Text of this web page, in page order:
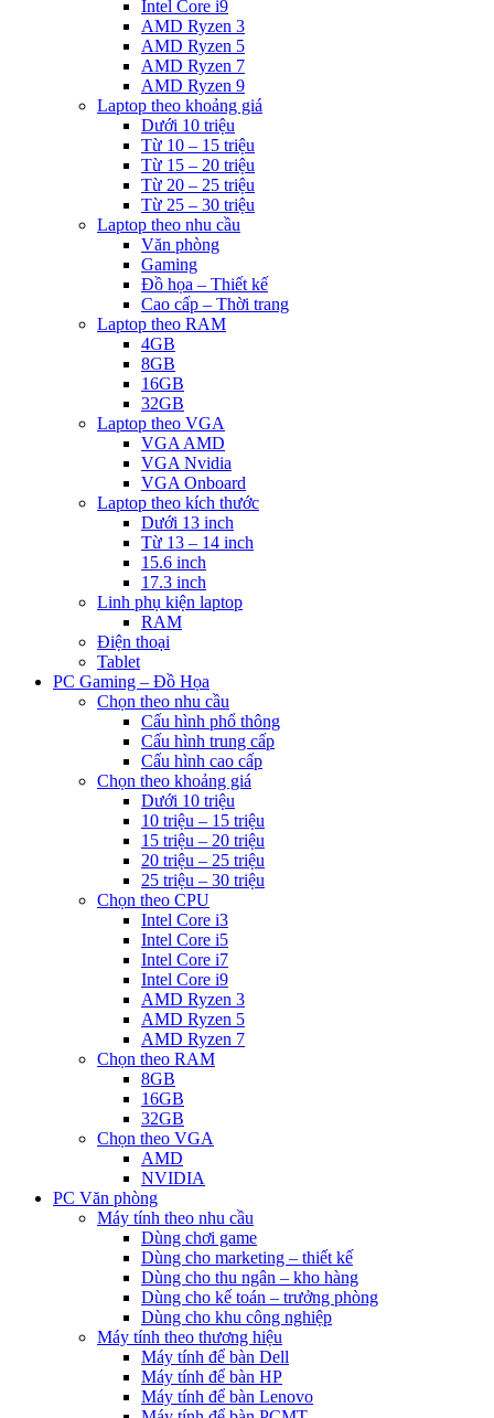
Intel Core i9
AMD Ryzen 3
AMD Ryzen 5
AMD Ryzen 7
AMD Ryzen 9
Laptop theo khoảng giá
Dưới 10 triệu
Từ 10 – 15 triệu
Từ 15 – 20 triệu
Từ 20 – 25 triệu
Từ 25 – 30 triệu
Laptop theo nhu cầu
Văn phòng
Gaming
Đồ họa – Thiết kế
Cao cấp – Thời trang
Laptop theo RAM
4GB
8GB
16GB
32GB
Laptop theo VGA
VGA AMD
VGA Nvidia
VGA Onboard
Laptop theo kích thước
Dưới 13 inch
Từ 13 – 14 inch
15.6 inch
17.3 inch
Linh phụ kiện laptop
RAM
Điện thoại
Tablet
PC Gaming – Đồ Họa
Chọn theo nhu cầu
Cấu hình phổ thông
Cấu hình trung cấp
Cấu hình cao cấp
Chọn theo khoảng giá
Dưới 10 triệu
10 triệu – 15 triệu
15 triệu – 20 triệu
20 triệu – 25 triệu
25 triệu – 30 triệu
Chọn theo CPU
Intel Core i3
Intel Core i5
Intel Core i7
Intel Core i9
AMD Ryzen 3
AMD Ryzen 5
AMD Ryzen 7
Chọn theo RAM
8GB
16GB
32GB
Chọn theo VGA
AMD
NVIDIA
PC Văn phòng
Máy tính theo nhu cầu
Dùng chơi game
Dùng cho marketing – thiết kế
Dùng cho thu ngân – kho hàng
Dùng cho kế toán – trưởng phòng
Dùng cho khu công nghiệp
Máy tính theo thương hiệu
Máy tính để bàn Dell
Máy tính để bàn HP
Máy tính để bàn Lenovo